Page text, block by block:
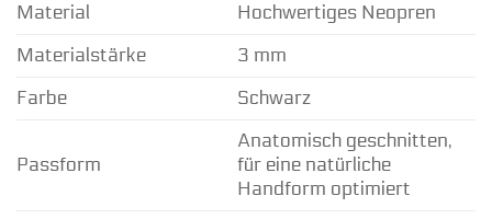
Material
Hochwertiges Neopren
Materialstärke
3 mm
Farbe
Schwarz
Passform
Anatomisch geschnitten,
für eine natürliche
Handform optimiert